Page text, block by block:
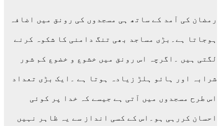
رمضان کی آمد کے ساتھ ہی مسجدوں کی رونق میں اضافہ
ہوجاتا ہے۔بڑی مساجد بھی تنگ دامنی کا شکوہ کرنے
لگتی ہیں ۔اگرچہ اس رونق میں خشوع و خضوع کم شور
شرابہ اور ہائو ہلڑ زیادہ ہوتا ہے ۔ایک بڑی تعداد
اس طرح مسجدوں میں آتی ہے جیسے کہ خدا پر کوئی
احسان کررہی ہو۔اس کے کسی انداز سے یہ ظاہر نہیں